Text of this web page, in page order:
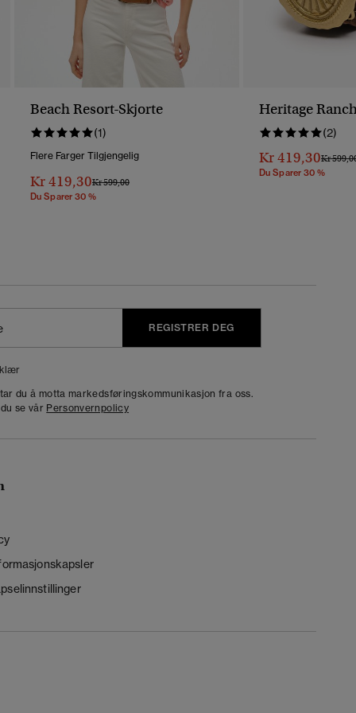
Beach Resort-Skjorte
(1)
Flere Farger Tilgjengelig
Kr 419,30Pris Nedsatt Fra
Kr 599,00Til
Du Sparer 30 %
Heritage
(2)
Kr 419,30Pris
Kr
Du Sparer 30 %
REGISTRER DEG
du å motta markedsføringskommunikasjon fra oss.
se vår Personvernpolicy